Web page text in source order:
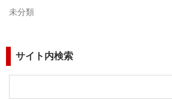
未分類
サイト内検索